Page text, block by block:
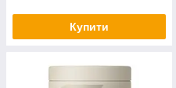
Купити